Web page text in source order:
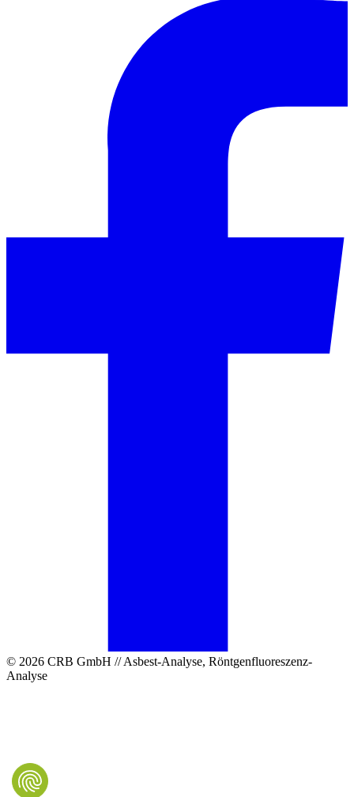
© 2026 CRB GmbH // Asbest-Analyse, Röntgenfluoreszenz-
Analyse